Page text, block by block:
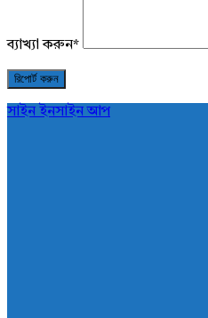
ব্যাখ্যা করুন*
সাইন ইনসাইন আপ